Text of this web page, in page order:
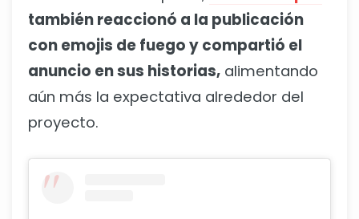
también reaccionó a la publicación
con emojis de fuego y compartió el
anuncio en sus historias, alimentando
aún más la expectativa alrededor del
proyecto.